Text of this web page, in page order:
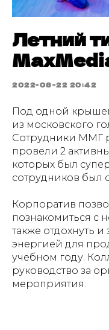
Летний
2022-08-22 20:42
Под одной
из московского
Сотрудники ММГ
провели 2
которых был
сотрудников был
Корпоратив
познакомиться с
также отдохнуть
энергией для
учебном году.
руководство за
мероприятия.